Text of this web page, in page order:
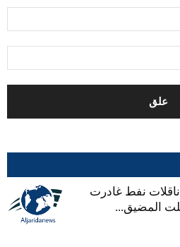
شركة كيبلر لتتبع السفن: 6 ناقلات نفط غادرت